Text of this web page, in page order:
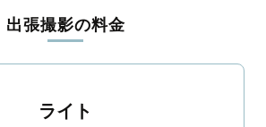
カメラマンが全国47都道府県に在籍してい
ハウを活かし、思い出に残る素敵な撮影体
出張撮影の料金
ライト